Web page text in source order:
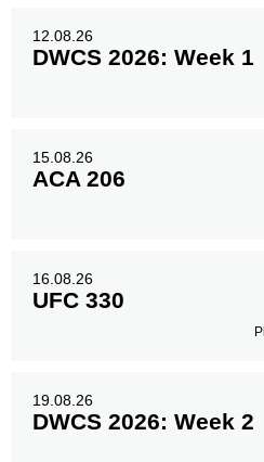
12.08.26
DWCS 2026: Week 1
15.08.26
ACA 206
16.08.26
UFC 330
19.08.26
DWCS 2026: Week 2